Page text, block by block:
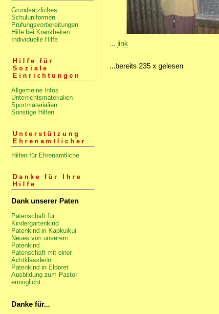
Grundsätzliches
Schuluniformen
Prüfungsvorbereitungen
Hilfe bei Krankheiten
Individuelle Hilfe
Hilfe für
Soziale
Einrichtungen
Allgemeine Infos
Unterrichtsmaterialien
Sportmaterialien
Sonstige Hilfen
Unterstützung
Ehrenamtlicher
Hilfen für Ehrenamtliche
Danke für Ihre
Hilfe
Dank unserer Paten
Patenschaft für
Kindergartenkind
Patenkind in Kapkuikui
Neues von unserem
Patenkind
Patenschaft mit einer
Achtklässlerin
Patenkind in Eldoret
Ausbildung zum Pastor
ermöglicht
Danke für...
... link
...bereits 235 x gelesen